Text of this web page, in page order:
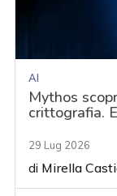
AI
Mythos
crittografia.
29 Lug 2026
di Mirella